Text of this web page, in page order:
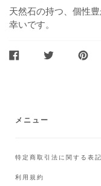
天然石の持つ、個性
幸いです。
FACEBOOKTWITTER
メニュー
特定商取引法に関する表記
利用規約